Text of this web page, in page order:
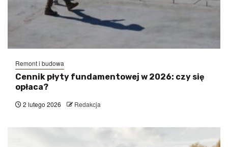
Remont i budowa
Cennik płyty fundamentowej w 2026: czy się
opłaca?
2 lutego 2026 Redakcja